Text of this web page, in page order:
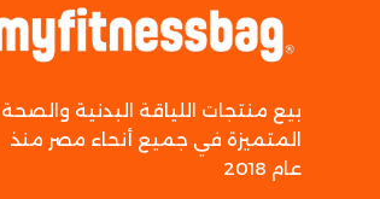
بيع منتجات اللياقة البدنية والصحة
المتميزة في جميع أنحاء مصر منذ
عام 2018